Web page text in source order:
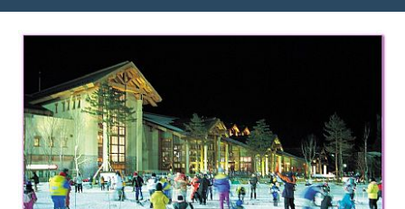
菲
亞
娃
JEFFIA
FANG
絲
團、
主
題
旅